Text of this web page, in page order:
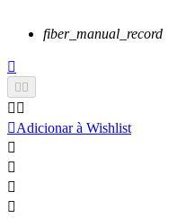
fiber_manual_record

 
 
Adicionar à Wishlist



